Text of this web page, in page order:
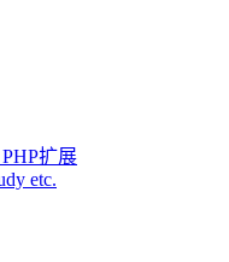
扩展
etc.